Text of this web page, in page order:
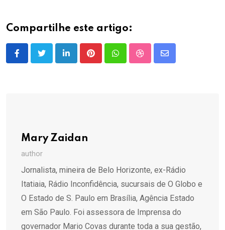
Compartilhe este artigo:
LinkedInPinterestWhatsappStumbleUpon
Share
Mary Zaidan
author
Jornalista, mineira de Belo Horizonte, ex-Rádio
Itatiaia, Rádio Inconfidência, sucursais de O Globo e
O Estado de S. Paulo em Brasília, Agência Estado
em São Paulo. Foi assessora de Imprensa do
governador Mario Covas durante toda a sua gestão,